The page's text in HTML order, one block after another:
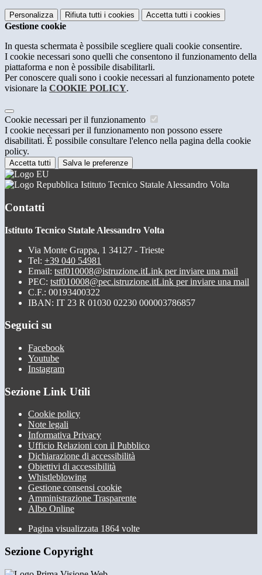
Personalizza Rifiuta tutti i cookies Accetta tutti i cookies
Gestione cookie
In questa schermata è possibile scegliere quali cookie consentire.
I cookie necessari sono quelli che consentono il funzionamento della
piattaforma e non è possibile disabilitarli.
Per conoscere quali sono i cookie necessari al funzionamento potete
visionare la COOKIE POLICY.
Cookie necessari per il funzionamento
I cookie necessari per il funzionamento non possono essere
disabilitati. È possibile consultare l'elenco nella pagina della cookie
policy.
Accetta tutti Salva le preferenze
Istituto Tecnico Statale Alessandro Volta
Contatti
Istituto Tecnico Statale Alessandro Volta
Via Monte Grappa, 1 34127 - Trieste
Tel: +39 040 54981
Email: tstf010008@istruzione.itLink per inviare una mail
PEC: tstf010008@pec.istruzione.itLink per inviare una mail
C.F.: 00193400322
IBAN: IT 23 R 01030 02230 000003786857
Seguici su
Facebook
Youtube
Instagram
Sezione Link Utili
Cookie policy
Note legali
Informativa Privacy
Ufficio Relazioni con il Pubblico
Dichiarazione di accessibilità
Obiettivi di accessibilità
Whistleblowing
Gestione consensi cookie
Amministrazione Trasparente
Albo Online
Pagina visualizzata 1864 volte
Sezione Copyright